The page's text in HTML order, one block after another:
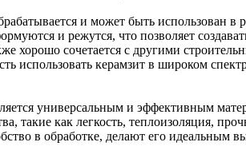
и может быть использован
и режутся, что позволяет
хорошо сочетается с другими
использовать керамзит в широком
универсальным и эффективным
такие как легкость, теплоизоляция,
в обработке, делают его идеальным